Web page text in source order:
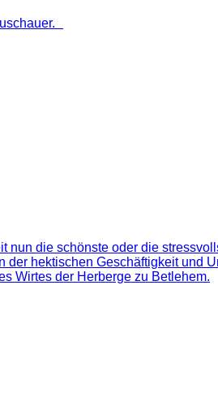
die schönste oder die
hektischen Geschäftigkeit und
Wirtes der Herberge zu Betlehem.